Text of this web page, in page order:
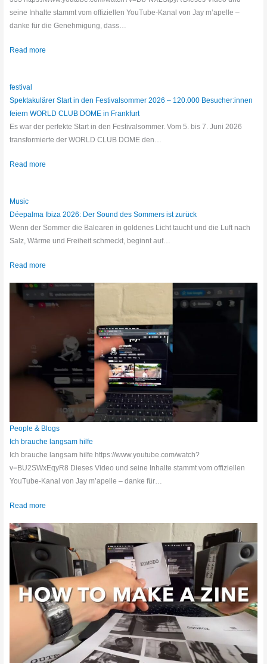
seine Inhalte stammt vom offiziellen YouTube-Kanal von Jay m’apelle –
danke für die Genehmigung, dass…
Read more
festival
Spektakulärer Start in den Festivalsommer 2026 – 120.000 Besucher:innen
feiern WORLD CLUB DOME in Frankfurt
Es war der perfekte Start in den Festivalsommer. Vom 5. bis 7. Juni 2026
transformierte der WORLD CLUB DOME den…
Read more
Music
Déepalma Ibiza 2026: Der Sound des Sommers ist zurück
Wenn der Sommer die Balearen in goldenes Licht taucht und die Luft nach
Salz, Wärme und Freiheit schmeckt, beginnt auf…
Read more
People & Blogs
Ich brauche langsam hilfe
Ich brauche langsam hilfe https://www.youtube.com/watch?
v=BU2SWxEqyR8 Dieses Video und seine Inhalte stammt vom offiziellen
YouTube-Kanal von Jay m’apelle – danke für…
Read more